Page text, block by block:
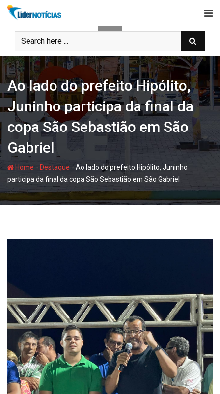
Skip
content
Ao lado do prefeito Hipólito,
Juninho participa da final da
copa São Sebastião em São
Gabriel
Home Destaque -Ao lado do prefeito Hipólito, Juninho
participa da final da copa São Sebastião em São Gabriel